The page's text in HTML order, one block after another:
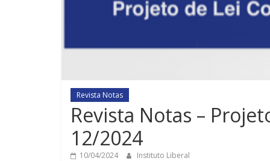
Revista Notas
Revista Notas –
12/2024
10/04/2024 Instituto Liberal